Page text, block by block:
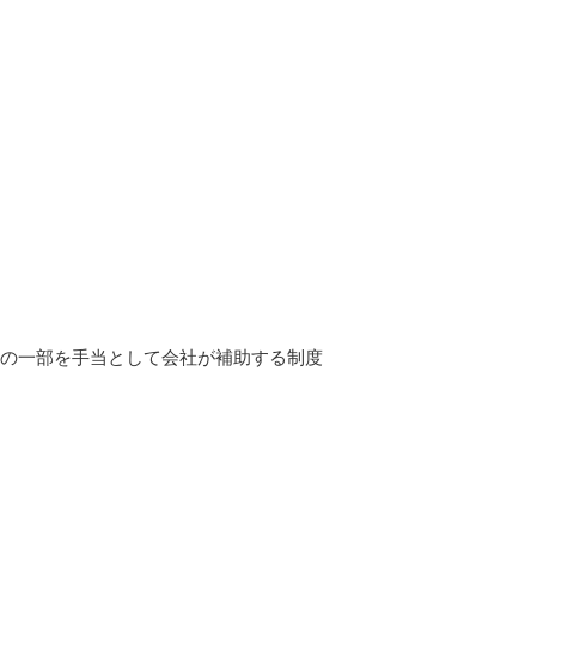
一部を手当として会社が補助する制度